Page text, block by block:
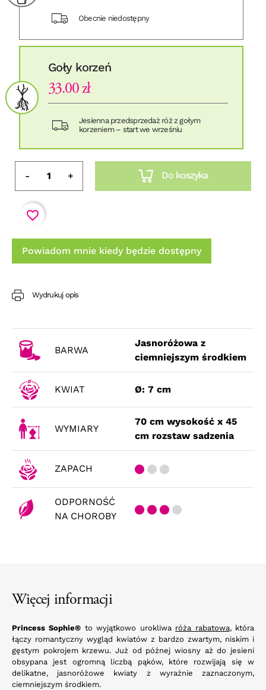
Obecnie niedostępny
Goły korzeń
33.00 zł
Jesienna przedsprzedaż róż z gołym
korzeniem – start we wrześniu
Do koszyka
- +
favorite_border
Powiadom mnie kiedy będzie dostępny
Wydrukuj opis
BARWA
Jasnoróżowa z
ciemniejszym środkiem
KWIAT Ø: 7 cm
WYMIARY
70 cm wysokość x 45
cm rozstaw sadzenia
ZAPACH
ODPORNOŚĆ
NA CHOROBY
Więcej informacji
Princess Sophie® to wyjątkowo urokliwa róża rabatowa, która
łączy romantyczny wygląd kwiatów z bardzo zwartym, niskim i
gęstym pokrojem krzewu. Już od późnej wiosny aż do jesieni
obsypana jest ogromną liczbą pąków, które rozwijają się w
delikatne, jasnoróżowe kwiaty z wyraźnie zaznaczonym,
ciemniejszym środkiem.